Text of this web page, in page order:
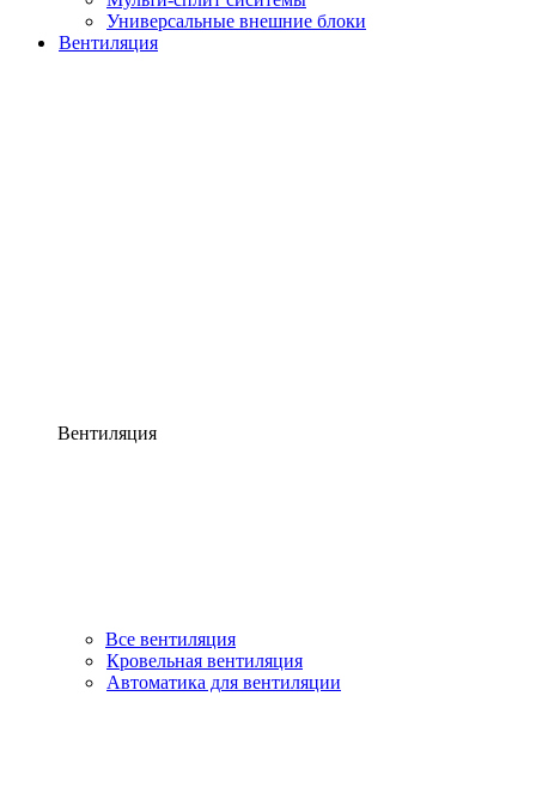
Универсальные внешние блоки
Вентиляция
Вентиляция
Все вентиляция
Кровельная вентиляция
Автоматика для вентиляции